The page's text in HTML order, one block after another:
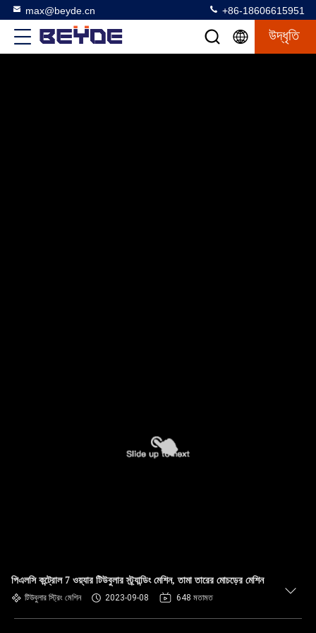
max@beyde.cn +86-18606615951
উদ্ধৃতি
পিএলসি কন্ট্রোল 7 ওয়্যার টিউবুলার স্ট্র্যান্ডিং মেশিন, তামা তারের মোচড়ের মেশিন
টিউবুলার স্ট্রিং মেশিন 2023-09-08 648 মতামত